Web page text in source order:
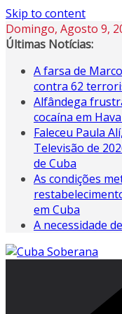
Skip to content
Domingo, Agosto 9,
Últimas Notícias:
A farsa de
contra 62
Alfândega
cocaína em
Faleceu Paula
Televisão de
de Cuba
As condições
em Cuba
A necessidade